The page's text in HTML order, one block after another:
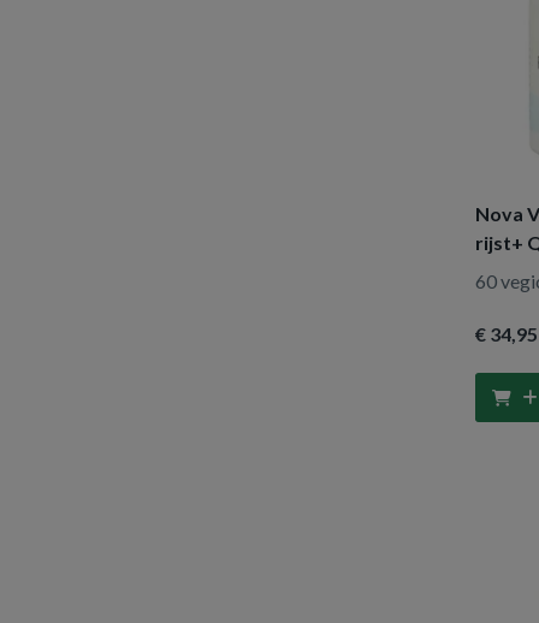
Nova
rijst+
60
€ 34,95